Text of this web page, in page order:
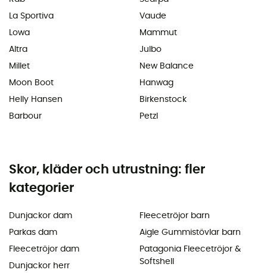
La Sportiva
Lowa
Altra
Millet
Moon Boot
Helly Hansen
Barbour
Vaude
Mammut
Julbo
New Balance
Hanwag
Birkenstock
Petzl
Skor, kläder och utrustning: fler
kategorier
Dunjackor dam
Parkas dam
Fleecetröjor dam
Dunjackor herr
Fleecetröjor barn
Aigle Gummistövlar barn
Patagonia Fleecetröjor &
Softshell